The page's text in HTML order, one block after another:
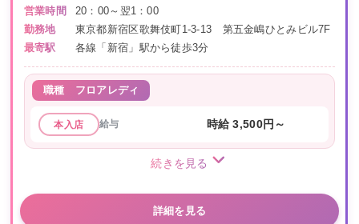
営業時間
20：00～翌1：00
勤務地
東京都新宿区歌舞伎町1-3-13 第五金嶋ひとみビル7F
最寄駅
各線「新宿」駅から徒歩3分
職種 フロアレディ
本入店 給与 時給 3,500円～
続きを見る
詳細を見る